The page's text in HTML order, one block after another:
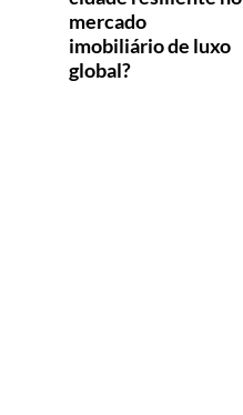
mercado
imobiliário de luxo
global?